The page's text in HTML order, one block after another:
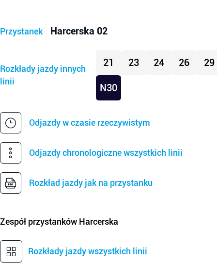
Przystanek Harcerska 02
Rozkłady jazdy innych
linii
21 23 24 26 29
N30
Odjazdy w czasie rzeczywistym
Odjazdy chronologiczne wszystkich linii
Rozkład jazdy jak na przystanku
Zespół przystanków Harcerska
Rozkłady jazdy wszystkich linii